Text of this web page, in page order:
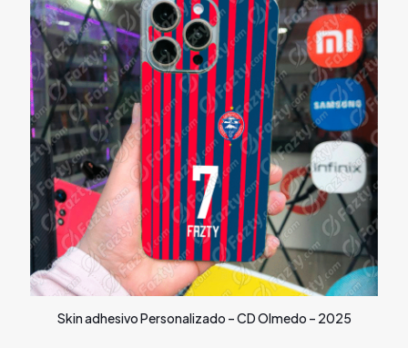
Skin adhesivo Personalizado – CD Olmedo – 2025